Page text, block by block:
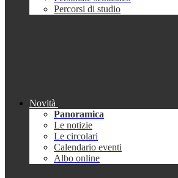
Percorsi di studio
Novità
Panoramica
Le notizie
Le circolari
Calendario eventi
Albo online